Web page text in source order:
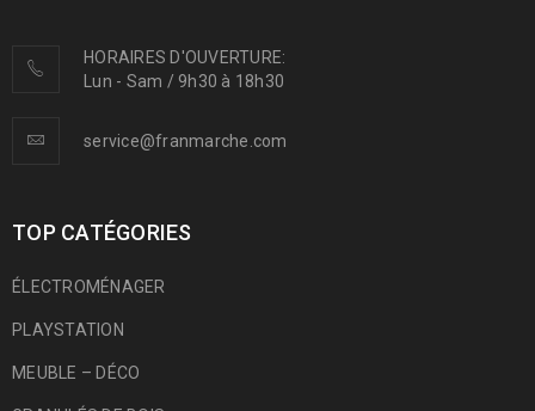
HORAIRES D'OUVERTURE:
Lun - Sam / 9h30 à 18h30
service@franmarche.com
TOP CATÉGORIES
ÉLECTROMÉNAGER
PLAYSTATION
MEUBLE – DÉCO